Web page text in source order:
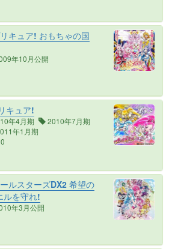
キュア! おもちゃの国
年10月公開
キュア!
年4月期
2010年7月期
年1月期
0
ルスターズDX2 希望の
を守れ!
年3月公開